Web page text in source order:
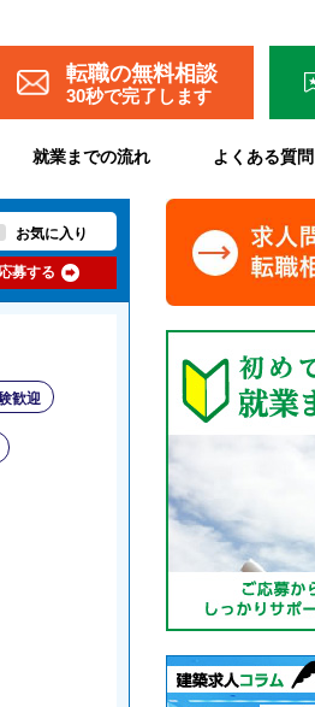
転職の無料相談
30秒で完了します
就業までの流れ よくある質問
お気に入り
募する
歓迎